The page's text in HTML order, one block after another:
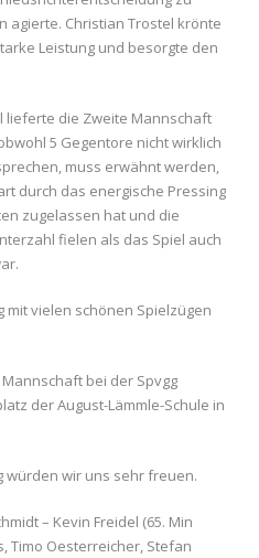
agierte. Christian Trostel krönte
Leistung und besorgte den
lieferte die Zweite Mannschaft
5 Gegentore nicht wirklich
muss erwähnt werden,
durch das energische Pressing
zugelassen hat und die
fielen als das Spiel auch
mit vielen schönen Spielzügen
bei der Spvgg
der August-Lämmle-Schule in
würden wir uns sehr freuen.
– Kevin Freidel (65. Min
Timo Oesterreicher, Stefan